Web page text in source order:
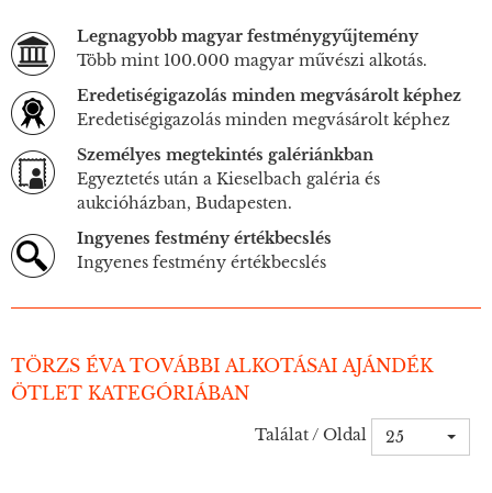
Legnagyobb magyar festménygyűjtemény
Több mint 100.000 magyar művészi alkotás.
Eredetiségigazolás minden megvásárolt képhez
Eredetiségigazolás minden megvásárolt képhez
Személyes megtekintés galériánkban
Egyeztetés után a Kieselbach galéria és
aukcióházban, Budapesten.
Ingyenes festmény értékbecslés
Ingyenes festmény értékbecslés
TÖRZS ÉVA TOVÁBBI ALKOTÁSAI AJÁNDÉK
ÖTLET KATEGÓRIÁBAN
Találat / Oldal 25